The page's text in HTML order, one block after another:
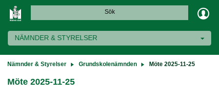
Sök
NÄMNDER & STYRELSER
Nämnder & Styrelser Grundskolenämnden Möte 2025-11-25
Möte 2025-11-25